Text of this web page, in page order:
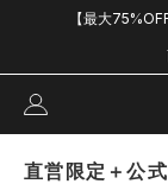
【最大
直営限定＋公